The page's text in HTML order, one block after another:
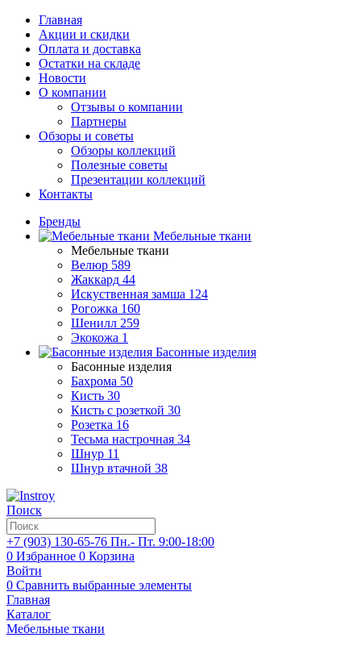
Главная
Акции и скидки
Оплата и доставка
Остатки на складе
Новости
О компании
Отзывы о компании
Партнеры
Обзоры и советы
Обзоры коллекций
Полезные советы
Презентации коллекций
Контакты
Бренды
Мебельные ткани
Мебельные ткани
Велюр 589
Жаккард 44
Искуственная замша 124
Рогожка 160
Шенилл 259
Экокожа 1
Басонные изделия
Басонные изделия
Бахрома 50
Кисть 30
Кисть с розеткой 30
Розетка 16
Тесьма настрочная 34
Шнур 11
Шнур втачной 38
Поиск
+7 (903) 130-65-76 Пн.- Пт. 9:00-18:00
0 Избранное 0 Корзина
Войти
0 Сравнить выбранные элементы
Главная
Каталог
Мебельные ткани